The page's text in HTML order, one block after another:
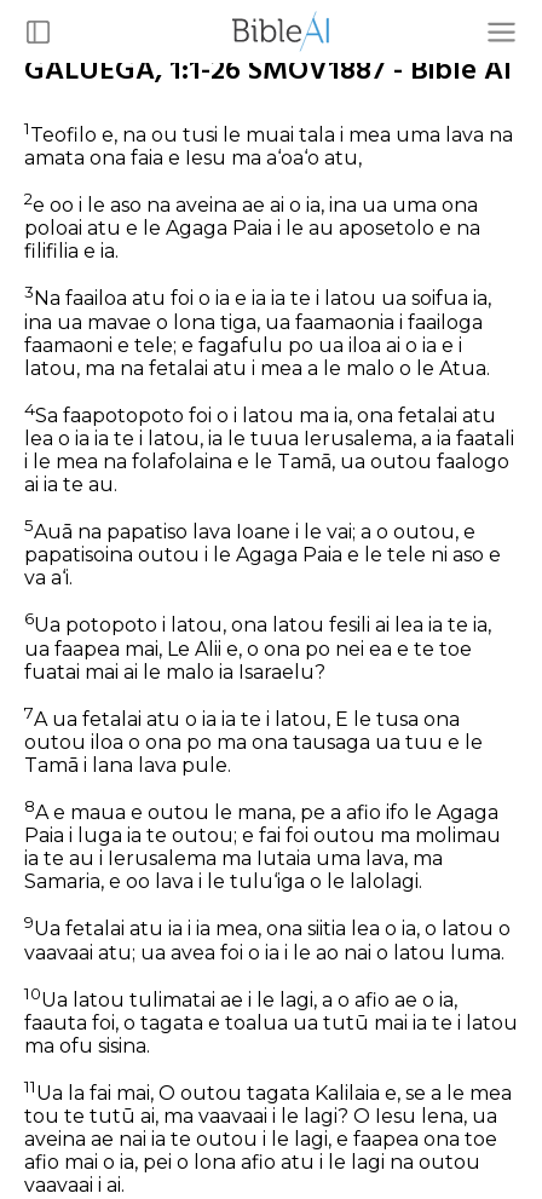
GALUEGA, 1:1-26 SMOV1887 - Bible AI
1Teofilo e, na ou tusi le muai tala i mea uma lava na
amata ona faia e Iesu ma a‘oa‘o atu,
2e oo i le aso na aveina ae ai o ia, ina ua uma ona
poloai atu e le Agaga Paia i le au aposetolo e na
filifilia e ia.
3 Na faailoa atu foi o ia e ia ia te i latou ua soifua ia,
ina ua mavae o lona tiga, ua faamaonia i faailoga
faamaoni e tele; e fagafulu po ua iloa ai o ia e i
latou, ma na fetalai atu i mea a le malo o le Atua.
4Sa faapotopoto foi o i latou ma ia, ona fetalai atu
lea o ia ia te i latou, ia le tuua Ierusalema, a ia faatali
i le mea na folafolaina e le Tamā, ua outou faalogo
ai ia te au.
5Auā na papatiso lava Ioane i le vai; a o outou, e
papatisoina outou i le Agaga Paia e le tele ni aso e
va a‘i.
6Ua potopoto i latou, ona latou fesili ai lea ia te ia,
ua faapea mai, Le Alii e, o ona po nei ea e te toe
fuatai mai ai le malo ia Isaraelu?
7A ua fetalai atu o ia ia te i latou, E le tusa ona
outou iloa o ona po ma ona tausaga ua tuu e le
Tamā i lana lava pule.
8A e maua e outou le mana, pe a afio ifo le Agaga
Paia i luga ia te outou; e fai foi outou ma molimau
ia te au i Ierusalema ma Iutaia uma lava, ma
Samaria, e oo lava i le tulu‘iga o le lalolagi.
9Ua fetalai atu ia i ia mea, ona siitia lea o ia, o latou o
vaavaai atu; ua avea foi o ia i le ao nai o latou luma.
10Ua latou tulimatai ae i le lagi, a o afio ae o ia,
faauta foi, o tagata e toalua ua tutū mai ia te i latou
ma ofu sisina.
11Ua la fai mai, O outou tagata Kalilaia e, se a le mea
tou te tutū ai, ma vaavaai i le lagi? O Iesu lena, ua
aveina ae nai ia te outou i le lagi, e faapea ona toe
afio mai o ia, pei o lona afio atu i le lagi na outou
vaavaai i ai.